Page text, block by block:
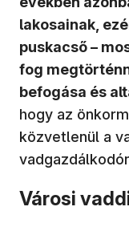
lakosainak,
puskacső –
fog
befogása és
hogy az
közvetlenül a
Városi